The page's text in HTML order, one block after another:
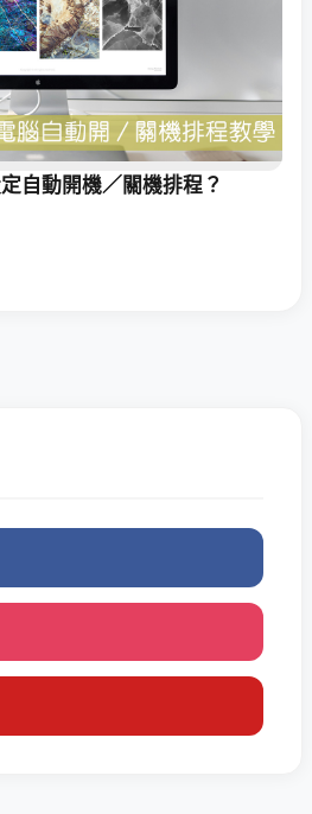
自動開機／關機排程？